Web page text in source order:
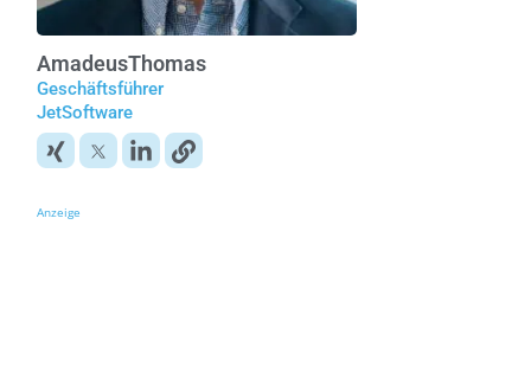
AmadeusThomas
Geschäftsführer
JetSoftware
Anzeige